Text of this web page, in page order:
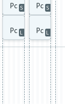
Pc S
Pc L
Pc S
Pc L